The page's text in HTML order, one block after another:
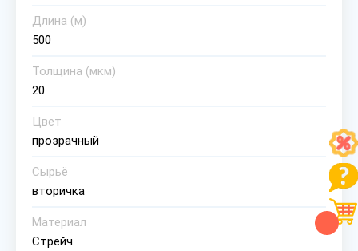
Длина (м)
500
Толщина (мкм)
20
Цвет
прозрачный
Сырьё
вторичка
Материал
Стрейч